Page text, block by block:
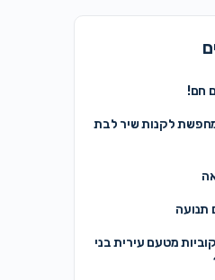
חם!
לקנות שיר לבת
תנועה
מטעם עירית בני